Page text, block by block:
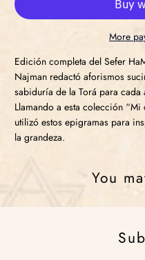
More
Edición completa del Sefer
Najman redactó aforismos
sabiduría de la Torá para
Llamando a esta colección
utilizó estos epigramas para
la grandeza.
You